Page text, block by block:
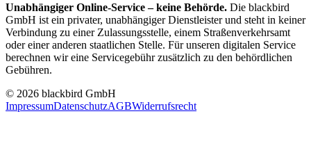
Unabhängiger Online-Service – keine Behörde. Die blackbird
GmbH ist ein privater, unabhängiger Dienstleister und steht in keiner
Verbindung zu einer Zulassungsstelle, einem Straßenverkehrsamt
oder einer anderen staatlichen Stelle. Für unseren digitalen Service
berechnen wir eine Servicegebühr zusätzlich zu den behördlichen
Gebühren.
© 2026 blackbird GmbH
ImpressumDatenschutzAGBWiderrufsrecht